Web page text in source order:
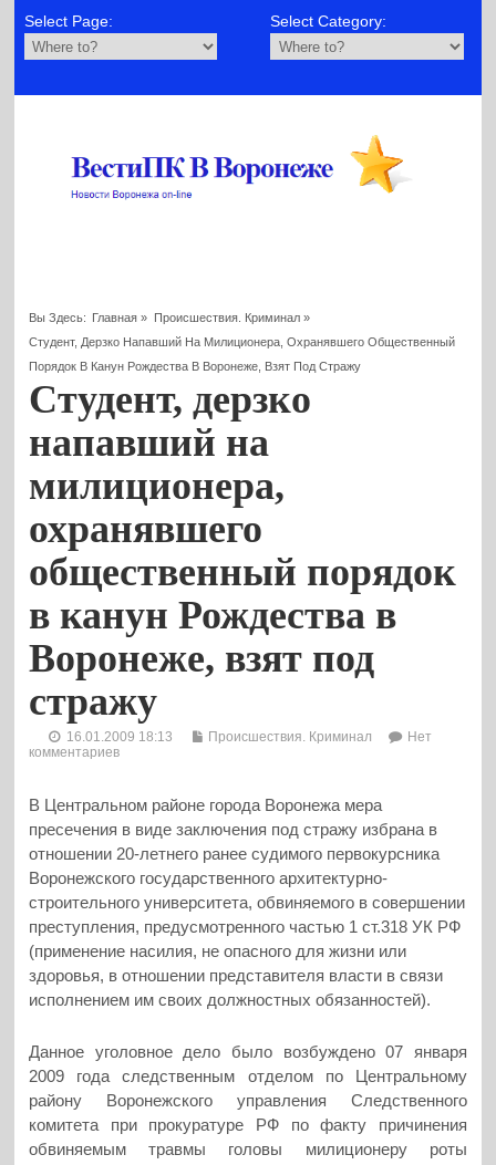
Select Page: Select Category:
Вы Здесь: Главная » Происшествия. Криминал»
Студент, Дерзко Напавший На Милиционера, Охранявшего Общественный
Порядок В Канун Рождества В Воронеже, Взят Под Стражу
Студент, дерзко
напавший на
милиционера,
охранявшего
общественный порядок
в канун Рождества в
Воронеже, взят под
стражу
16.01.2009 18:13 Происшествия. Криминал
Нет
комментариев
В Центральном районе города Воронежа мера
пресечения в виде заключения под стражу избрана в
отношении 20-летнего ранее судимого первокурсника
Воронежского государственного архитектурно-
строительного университета, обвиняемого в совершении
преступления, предусмотренного частью 1 ст.318 УК РФ
(применение насилия, не опасного для жизни или
здоровья, в отношении представителя власти в связи
исполнением им своих должностных обязанностей).
Данное уголовное дело было возбуждено 07 января
2009 года следственным отделом по Центральному
району Воронежского управления Следственного
комитета при прокуратуре РФ по факту причинения
обвиняемым травмы головы милиционеру роты